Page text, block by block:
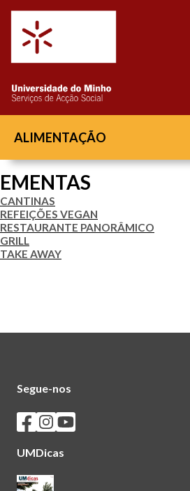
Saltar para o conteúdo
ALIMENTAÇÃO
EMENTAS
CANTINAS
REFEIÇÕES VEGAN
RESTAURANTE PANORÂMICO
GRILL
TAKE AWAY
Segue-nos
Seguir os SASUM no Facebook
Seguir os SASUM no Instagram
Seguir os SASUM no Youtube
UMDicas